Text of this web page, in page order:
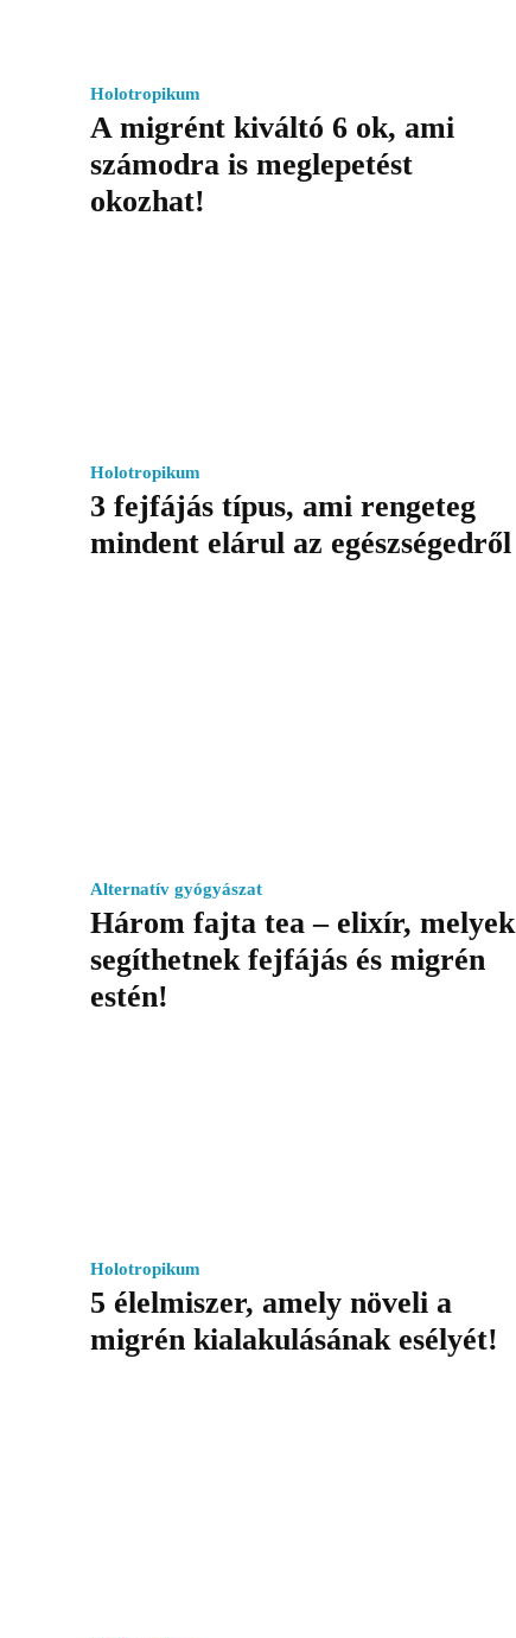
Holotropikum
A migrént kiváltó 6 ok, ami
számodra is meglepetést
okozhat!
Holotropikum
3 fejfájás típus, ami rengeteg
mindent elárul az egészségedről
Alternatív gyógyászat
Három fajta tea – elixír, melyek
segíthetnek fejfájás és migrén
estén!
Holotropikum
5 élelmiszer, amely növeli a
migrén kialakulásának esélyét!